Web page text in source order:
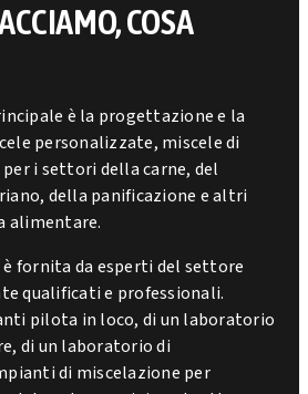
COSA
è la progettazione e la
personalizzate, miscele di
i settori della carne, del
della panificazione e altri
alimentare.
fornita da esperti del settore
qualificati e professionali.
pilota in loco, di un laboratorio
di un laboratorio di
di miscelazione per